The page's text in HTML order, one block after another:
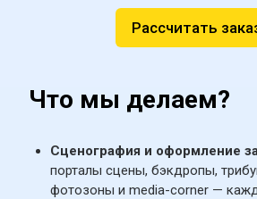
Рассчитать
Что мы делаем?
Сценография и оформление
порталы сцены, бэкдропы,
фотозоны и media-corner —